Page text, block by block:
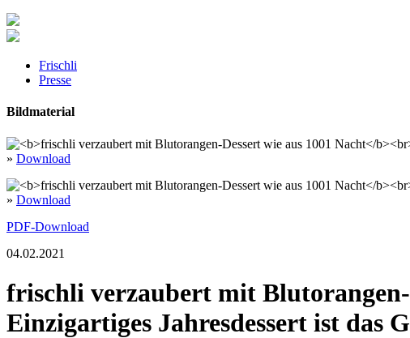
Frischli
Presse
Bildmaterial
» Download
» Download
PDF-Download
04.02.2021
frischli verzaubert mit Blutorangen-
Einzigartiges Jahresdessert ist das